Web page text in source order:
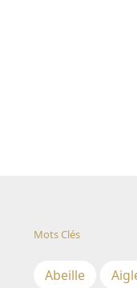
Mots Clés
Abeille